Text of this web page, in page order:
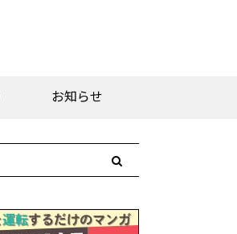
お知らせ